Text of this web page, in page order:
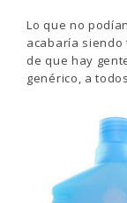
Lo que no
acabaría
de que hay
genérico, a